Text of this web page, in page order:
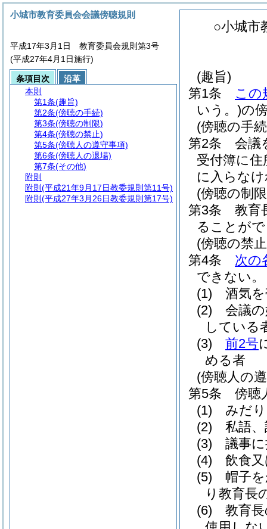
○小城市
(趣旨)
第1条
この
いう。)の
(傍聴の手
第2条
会議
受付簿に
に入らな
(傍聴の制
第3条
教育
ることが
(傍聴の禁
第4条
次の
できない。
(1)
酒気
(2)
会議
している
(3)
前2号
める者
(傍聴人の
第5条
傍聴
(1)
みだ
(2)
私語
(3)
議事
(4)
飲食
(5)
帽子
り教育長
(6)
教育
小城市教育委員会会議傍聴規則
平成17年3月1日 教育委員会規則第3号
(平成27年4月1日施行)
条項目次
沿革
本則
第1条(趣旨)
第2条(傍聴の手続)
第3条(傍聴の制限)
第4条(傍聴の禁止)
第5条(傍聴人の遵守事項)
第6条(傍聴人の退場)
第7条(その他)
附則
附則 (平成21年9月17日教委規則第11号)
附則 (平成27年3月26日教委規則第17号)